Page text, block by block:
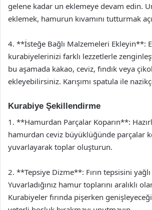
gelene kadar un eklemeye devam edin.
eklemek, hamurun kıvamını tutturmak
4. **İsteğe Bağlı Malzemeleri Ekleyin**:
kurabiyelerinizi farklı lezzetlerle
bu aşamada kakao, ceviz, fındık veya
ekleyebilirsiniz. Karışımı spatula ile
Kurabiye Şekillendirme
1. **Hamurdan Parçalar Koparın**:
hamurdan ceviz büyüklüğünde parçalar
yuvarlayarak toplar oluşturun.
2. **Tepsiye Dizme**: Fırın tepsisini yağlı
Yuvarladığınız hamur toplarını aralıklı
Kurabiyeler fırında pişerken